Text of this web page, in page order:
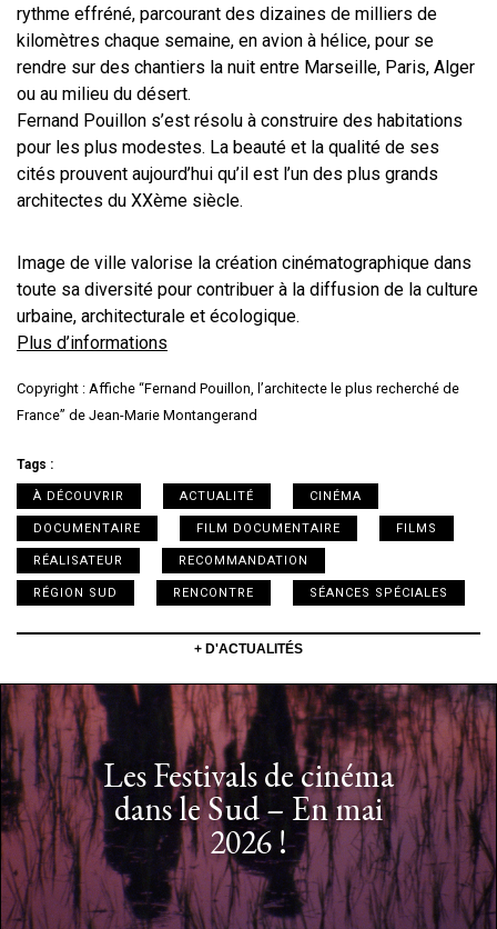
rythme effréné, parcourant des dizaines de milliers de
kilomètres chaque semaine, en avion à hélice, pour se
rendre sur des chantiers la nuit entre Marseille, Paris, Alger
ou au milieu du désert.
Fernand Pouillon s’est résolu à construire des habitations
pour les plus modestes. La beauté et la qualité de ses
cités prouvent aujourd’hui qu’il est l’un des plus grands
architectes du XXème siècle.
Image de ville valorise la création cinématographique dans
toute sa diversité pour contribuer à la diffusion de la culture
urbaine, architecturale et écologique.
Plus d’informations
Copyright : Affiche “Fernand Pouillon, l’architecte le plus recherché de
France” de Jean-Marie Montangerand
Tags :
À DÉCOUVRIR ACTUALITÉ CINÉMA
DOCUMENTAIRE FILM DOCUMENTAIRE FILMS
RÉALISATEUR RECOMMANDATION
RÉGION SUD RENCONTRE SÉANCES SPÉCIALES
+ D'ACTUALITÉS
Les Festivals de cinéma
dans le Sud – En mai
2026 !